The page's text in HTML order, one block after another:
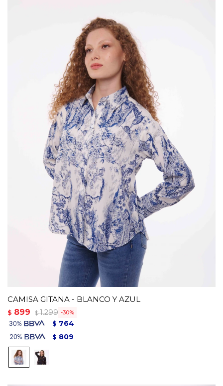
CAMISA GITANA - BLANCO Y AZUL
$ 899 $ 1.299 30
$ 764
$ 809